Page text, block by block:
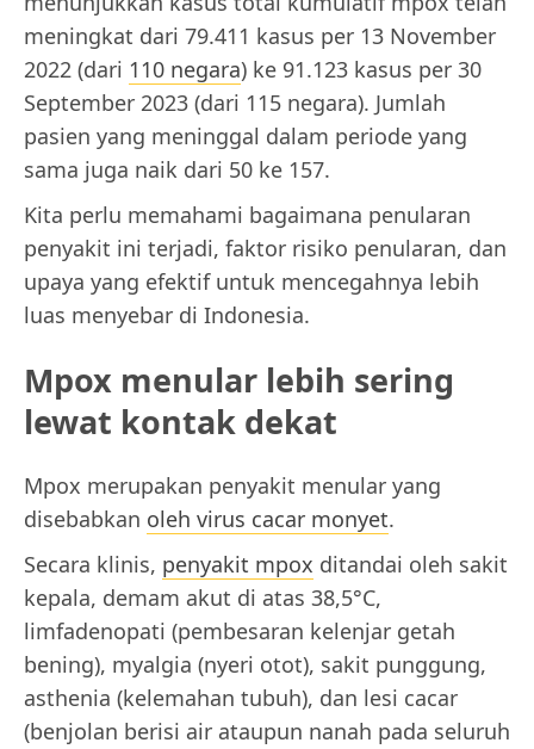
meningkat dari 79.411 kasus per 13 November
2022 (dari 110 negara) ke 91.123 kasus per 30
September 2023 (dari 115 negara). Jumlah
pasien yang meninggal dalam periode yang
sama juga naik dari 50 ke 157.
Kita perlu memahami bagaimana penularan
penyakit ini terjadi, faktor risiko penularan, dan
upaya yang efektif untuk mencegahnya lebih
luas menyebar di Indonesia.
Mpox menular lebih sering
lewat kontak dekat
Mpox merupakan penyakit menular yang
disebabkan oleh virus cacar monyet.
Secara klinis, penyakit mpox ditandai oleh sakit
kepala, demam akut di atas 38,5°C,
limfadenopati (pembesaran kelenjar getah
bening), myalgia (nyeri otot), sakit punggung,
asthenia (kelemahan tubuh), dan lesi cacar
(benjolan berisi air ataupun nanah pada seluruh